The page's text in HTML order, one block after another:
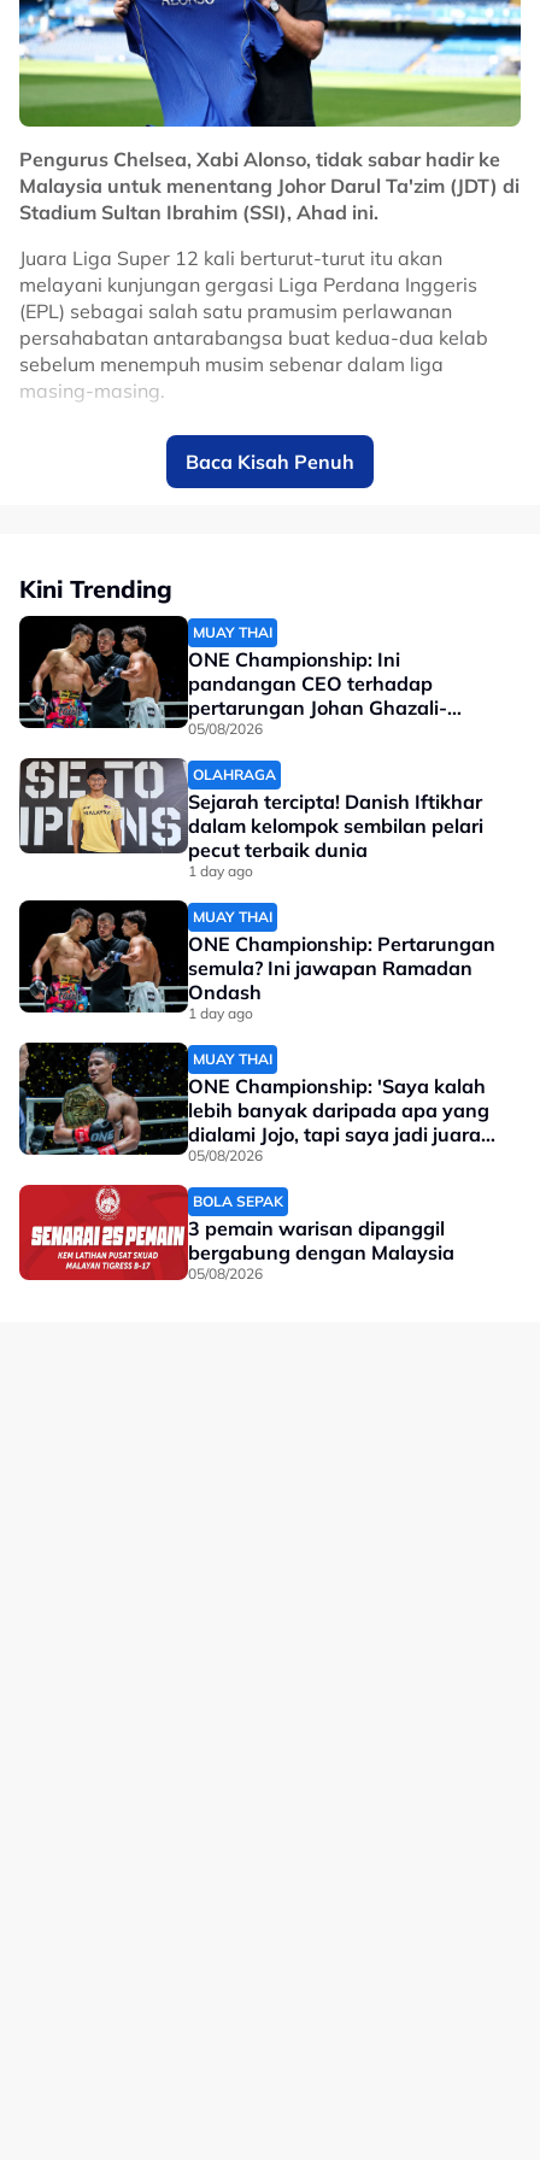
Kepada semua ibu-ibu di luar sana, termasuk saya
sendiriwe got this!
No node context available.
Related Topics
#bola sepak
Pengurus Chelsea, Xabi Alonso, tidak sabar hadir ke
Malaysia untuk menentang Johor Darul Ta'zim (JDT) di
Stadium Sultan Ibrahim (SSI), Ahad ini.
Juara Liga Super 12 kali berturut-turut itu akan
melayani kunjungan gergasi Liga Perdana Inggeris
(EPL) sebagai salah satu pramusim perlawanan
persahabatan antarabangsa buat kedua-dua kelab
sebelum menempuh musim sebenar dalam liga
masing-masing.
Bekas bintang Liverpool itu teruja untuk melihat
keupayaan anak buahnya menentang Harimau Selatan
di hadapan peminat tempatan.
mempunyai hubungan baik dengan Ketua Pegawai
Eksekutif (CEO), JDT, Luis Garcia.
Tonton penuh:
Baca Kisah Penuh
Kini Trending
MUAY THAI
ONE Championship: Ini
pandangan CEO terhadap
pertarungan Johan Ghazali-
Ramadan Ondash
05/08/2026
OLAHRAGA
Sejarah tercipta! Danish Iftikhar
dalam kelompok sembilan pelari
pecut terbaik dunia
1 day ago
MUAY THAI
ONE Championship: Pertarungan
semula? Ini jawapan Ramadan
Ondash
1 day ago
MUAY THAI
ONE Championship: 'Saya kalah
lebih banyak daripada apa yang
dialami Jojo, tapi saya jadi juara
dunia'
05/08/2026
BOLA SEPAK
3 pemain warisan dipanggil
bergabung dengan Malaysia
05/08/2026